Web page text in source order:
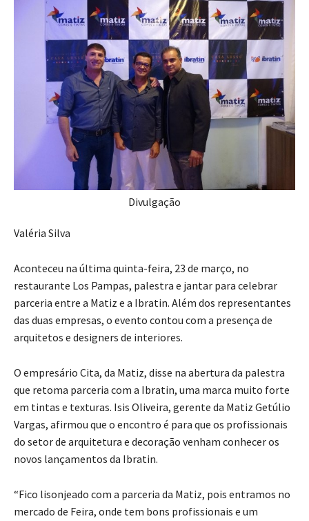
Divulgação
Valéria Silva
Aconteceu na última quinta-feira, 23 de março, no
restaurante Los Pampas, palestra e jantar para celebrar
parceria entre a Matiz e a Ibratin. Além dos representantes
das duas empresas, o evento contou com a presença de
arquitetos e designers de interiores.
O empresário Cita, da Matiz, disse na abertura da palestra
que retoma parceria com a Ibratin, uma marca muito forte
em tintas e texturas. Isis Oliveira, gerente da Matiz Getúlio
Vargas, afirmou que o encontro é para que os profissionais
do setor de arquitetura e decoração venham conhecer os
novos lançamentos da Ibratin.
“Fico lisonjeado com a parceria da Matiz, pois entramos no
mercado de Feira, onde tem bons profissionais e um